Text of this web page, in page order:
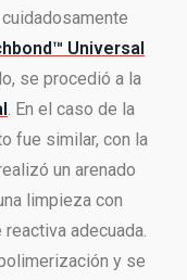
Universal
se procedió a la
. En el caso de la
fue similar, con la
un arenado
limpieza con
adecuada.
y se